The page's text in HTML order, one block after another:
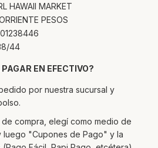
HAWAII MARKET
PESOS
44
EN EFECTIVO?
por nuestra sucursal y
compra, elegí como medio de
"Cupones de Pago" y la